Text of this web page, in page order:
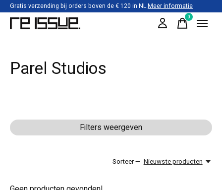
Gratis verzending bij orders boven de € 120 in NLMeer informatie
0items
Parel Studios
Filters weergeven
Sorteer — Nieuwste producten